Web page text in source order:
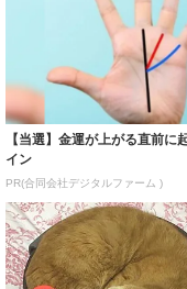
【当選】金運が上がる直前に
イン
PR(合同会社デジタルファーム )